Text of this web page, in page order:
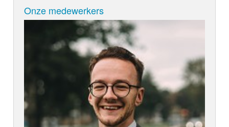
Onze medewerkers